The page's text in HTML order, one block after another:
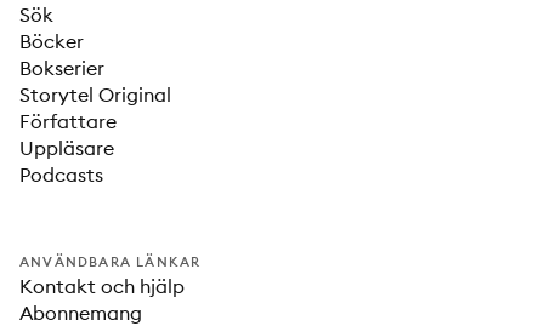
Sök
Böcker
Bokserier
Storytel Original
Författare
Uppläsare
Podcasts
ANVÄNDBARA LÄNKAR
Kontakt och hjälp
Abonnemang